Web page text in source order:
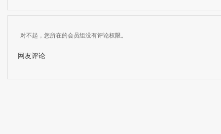
对不起，您所在的会员组没有评论权限。
网友评论